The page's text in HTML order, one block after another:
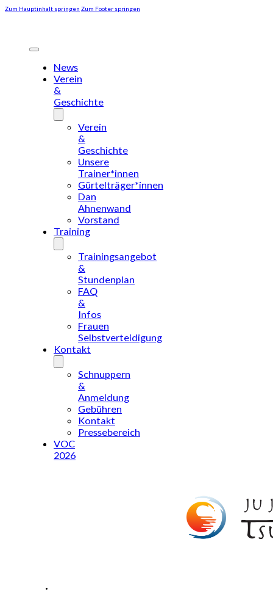
Zum Hauptinhalt springen Zum Footer springen
News
Verein
&
Geschichte
Verein
&
Geschichte
Unsere
Trainer*innen
Gürtelträger*innen
Dan
Ahnenwand
Vorstand
Training
Trainingsangebot
&
Stundenplan
FAQ
&
Infos
Frauen
Selbstverteidigung
Kontakt
Schnuppern
&
Anmeldung
Gebühren
Kontakt
Pressebereich
VOC
2026